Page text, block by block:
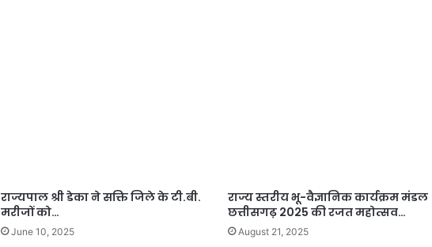
राज्यपाल श्री डेका ने सक्ति जिले के टी.बी.
मरीजों को…
June 10, 2025
राज्य स्तरीय भू-वैज्ञानिक कार्यक्रम मंडल
छत्तीसगढ़ 2025 की रजत महोत्सव…
August 21, 2025